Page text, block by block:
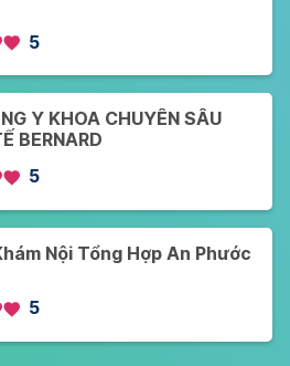
5
Y KHOA CHUYÊN SÂU
BERNARD
5
Nội Tổng Hợp An Phước
5